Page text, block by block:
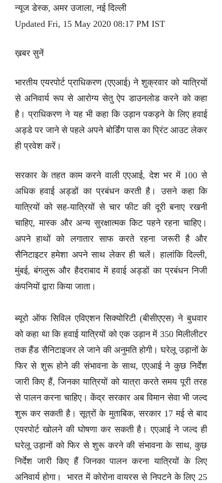
न्यूज डेस्क, अमर उजाला, नई दिल्ली
Updated Fri, 15 May 2020 08:17 PM IST
ख़बर सुनें
भारतीय एयरपोर्ट प्राधिकरण (एएआई) ने शुक्रवार को यात्रियों
से अनिवार्य रूप से आरोग्य सेतु ऐप डाउनलोड करने को कहा
है। प्राधिकरण ने यह भी कहा कि उड़ान पकड़ने के लिए हवाई
अड्डे पर जाने से पहले अपने बोर्डिंग पास का प्रिंट आउट लेकर
ही प्रवेश करें।
सरकार के तहत काम करने वाली एएआई, देश भर में 100 से
अधिक हवाई अड्डों का प्रबंधन करती है। उसने कहा कि
यात्रियों को सह-यात्रियों से चार फीट की दूरी बनाए रखनी
चाहिए, मास्क और अन्य सुरक्षात्मक किट पहने रहना चाहिए।
अपने हाथों को लगातार साफ करते रहना जरूरी है और
सैनिटाइटर हमेशा अपने साथ लेकर ही चलें। हालांकि दिल्ली,
मुंबई, बंगलुरू और हैदराबाद में हवाई अड्डों का प्रबंधन निजी
कंपनियों द्वारा किया जाता।
ब्यूरो ऑफ सिविल एविएशन सिक्योरिटी (बीसीएएस) ने बुधवार
को कहा था कि हवाई यात्रियों को एक उड़ान में 350 मिलीलीटर
तक हैंड सैनिटाइजर ले जाने की अनुमति होगी। घरेलू उड़ानों के
फिर से शुरू होने की संभावना के साथ, एएआई ने कुछ निर्देश
जारी किए हैं, जिनका यात्रियों को यात्रा करते समय पूरी तरह
से पालन करना चाहिए। केंद्र सरकार अब विमान सेवा भी जल्द
शुरू कर सकती है। सूत्रों के मुताबिक, सरकार 17 मई से बाद
एयरपोर्ट खोलने की घोषणा कर सकती है। एएआई ने जल्द ही
घरेलू उड़ानों को फिर से शुरू करने की संभावना के साथ, कुछ
निर्देश जारी किए हैं जिनका पालन करना यात्रियों के लिए
अनिवार्य होगा। भारत में कोरोना वायरस से निपटने के लिए 25